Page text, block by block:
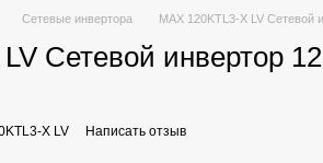
Сетевые инвертора MAX 120KTL3-X LV Сетевой
Сетевой инвертор
X LV Написать отзыв